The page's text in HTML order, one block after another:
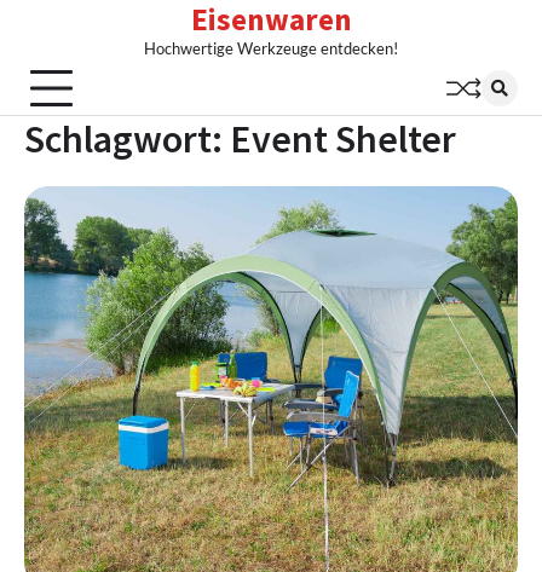
content
Eisenwaren
Hochwertige Werkzeuge entdecken!
Schlagwort: Event Shelter